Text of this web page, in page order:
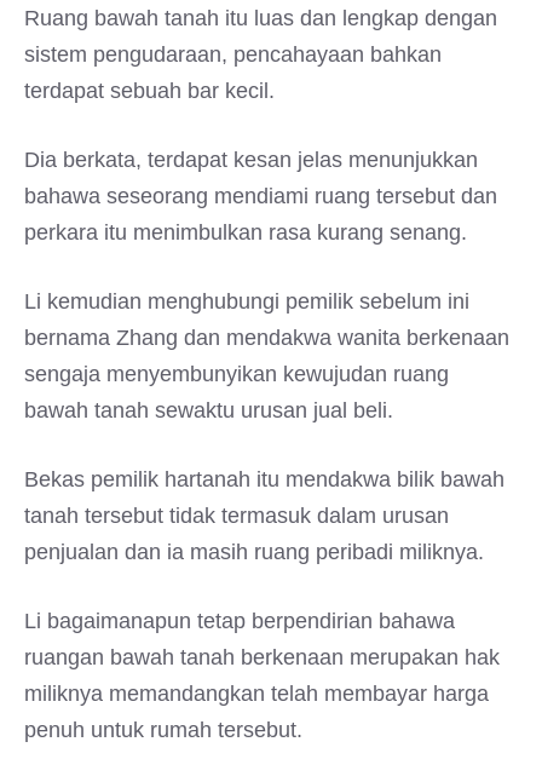
Ruang bawah tanah itu luas dan lengkap dengan
sistem pengudaraan, pencahayaan bahkan
terdapat sebuah bar kecil.
Dia berkata, terdapat kesan jelas menunjukkan
bahawa seseorang mendiami ruang tersebut dan
perkara itu menimbulkan rasa kurang senang.
Li kemudian menghubungi pemilik sebelum ini
bernama Zhang dan mendakwa wanita berkenaan
sengaja menyembunyikan kewujudan ruang
bawah tanah sewaktu urusan jual beli.
Bekas pemilik hartanah itu mendakwa bilik bawah
tanah tersebut tidak termasuk dalam urusan
penjualan dan ia masih ruang peribadi miliknya.
Li bagaimanapun tetap berpendirian bahawa
ruangan bawah tanah berkenaan merupakan hak
miliknya memandangkan telah membayar harga
penuh untuk rumah tersebut.